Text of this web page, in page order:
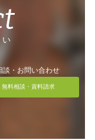
談・お問い合わせ
無料相談・資料請求